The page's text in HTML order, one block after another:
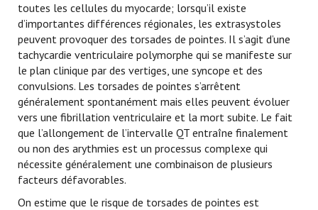
toutes les cellules du myocarde; lorsqu’il existe
d’importantes différences régionales, les extrasystoles
peuvent provoquer des torsades de pointes. Il s’agit d’une
tachycardie ventriculaire polymorphe qui se manifeste sur
le plan clinique par des vertiges, une syncope et des
convulsions. Les torsades de pointes s’arrêtent
généralement spontanément mais elles peuvent évoluer
vers une fibrillation ventriculaire et la mort subite. Le fait
que l’allongement de l’intervalle QT entraîne finalement
ou non des arythmies est un processus complexe qui
nécessite généralement une combinaison de plusieurs
facteurs défavorables.
On estime que le risque de torsades de pointes est